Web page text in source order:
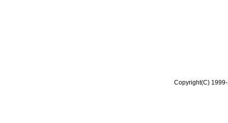
Copyright(C)